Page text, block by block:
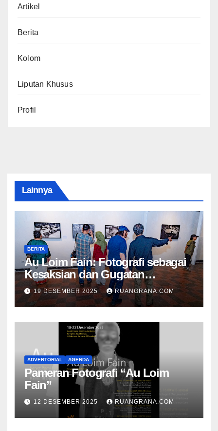
Artikel
Berita
Kolom
Liputan Khusus
Profil
Lainnya
BERITA
Au Loim Fain: Fotografi sebagai
Kesaksian dan Gugatan
Kemanusiaan
19 DESEMBER 2025 RUANGRANA.COM
ADVERTORIAL AGENDA
Pameran Fotografi “Au Loim
Fain”
12 DESEMBER 2025 RUANGRANA.COM